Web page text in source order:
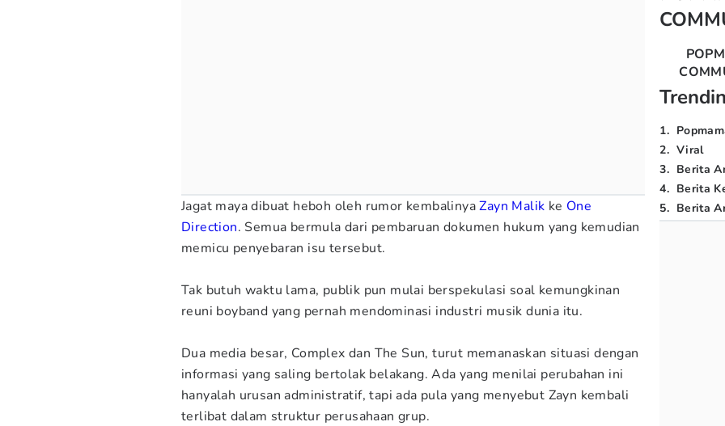
Jagat maya dibuat heboh oleh rumor kembalinyaZayn Malik ke One
Direction. Semua bermula dari pembaruan dokumen hukum yang kemudian
memicu penyebaran isu tersebut.
Tak butuh waktu lama, publik pun mulai berspekulasi soal kemungkinan
reuni boyband yang pernah mendominasi industri musik dunia itu.
Dua media besar, Complex dan The Sun, turut memanaskan situasi dengan
informasi yang saling bertolak belakang. Ada yang menilai perubahan ini
hanyalah urusan administratif, tapi ada pula yang menyebut Zayn kembali
terlibat dalam struktur perusahaan grup.
1.
2. Viral
3. Berita
4. Berita
5. Berita